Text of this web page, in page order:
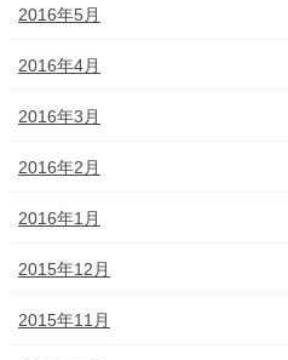
2016年5月
2016年4月
2016年3月
2016年2月
2016年1月
2015年12月
2015年11月